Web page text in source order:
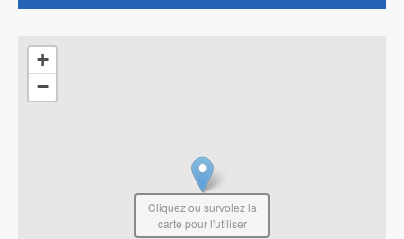
+
−
Cliquez ou survolez la
carte pour l'utiliser